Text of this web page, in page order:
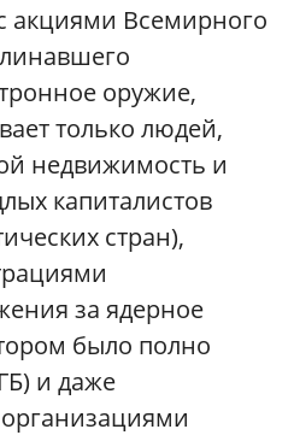
акциями Всемирного
оружие,
только людей,
недвижимость и
капиталистов
стран),
за ядерное
было полно
и даже